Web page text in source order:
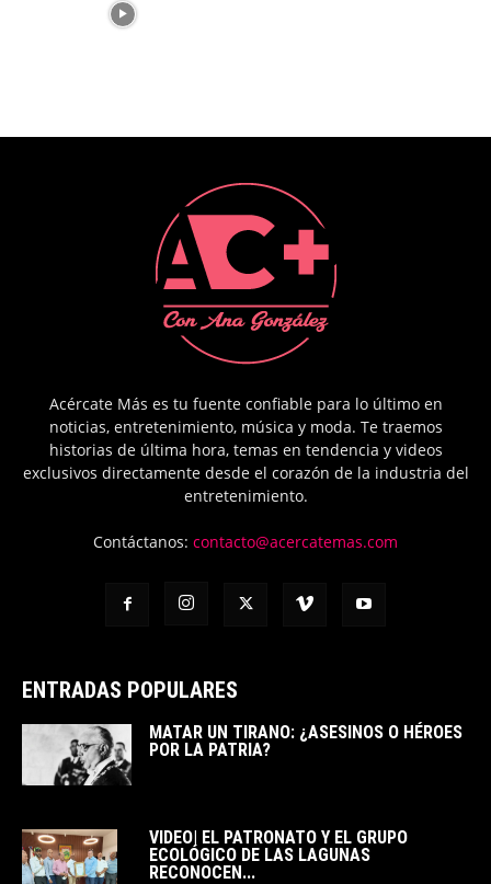
Acércate Más es tu fuente confiable para lo último en
noticias, entretenimiento, música y moda. Te traemos
historias de última hora, temas en tendencia y videos
exclusivos directamente desde el corazón de la industria del
entretenimiento.
Contáctanos: contacto@acercatemas.com
ENTRADAS POPULARES
MATAR UN TIRANO: ¿ASESINOS O HÉROES
POR LA PATRIA?
VIDEO| EL PATRONATO Y EL GRUPO
ECOLÓGICO DE LAS LAGUNAS
RECONOCEN...